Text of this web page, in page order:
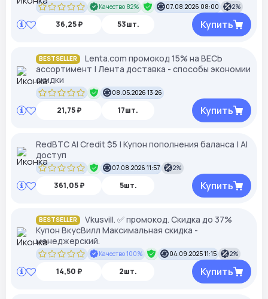
Качество 82% 07.08.2026 08:00 2%
36,25 ₽ 53шт. Купить
BESTSELLER
Lenta.com промокод 15% на ВЕСЬ
ассортимент | Лента доставка - способы экономии
скидки
08.05.2026 13:26
21,75 ₽ 17шт. Купить
RedBTC AI Credit $5 | Купон пополнения баланса | AI
доступ
07.08.2026 11:57 2%
361,05 ₽ 5шт. Купить
BESTSELLER
Vkusvill. ✅ промокод. Скидка до 37%
Купон ВкусВилл Максимальная скидка -
менеджерский.
Качество 100% 04.09.2025 11:15 2%
14,50 ₽ 2шт. Купить